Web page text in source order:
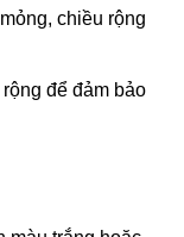
chiều rộng
để đảm bảo